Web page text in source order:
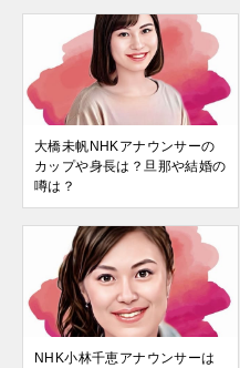
大橋未帆NHKアナウンサーの
カップや身長は？旦那や結婚の
噂は？
NHK小林千恵アナウンサーは